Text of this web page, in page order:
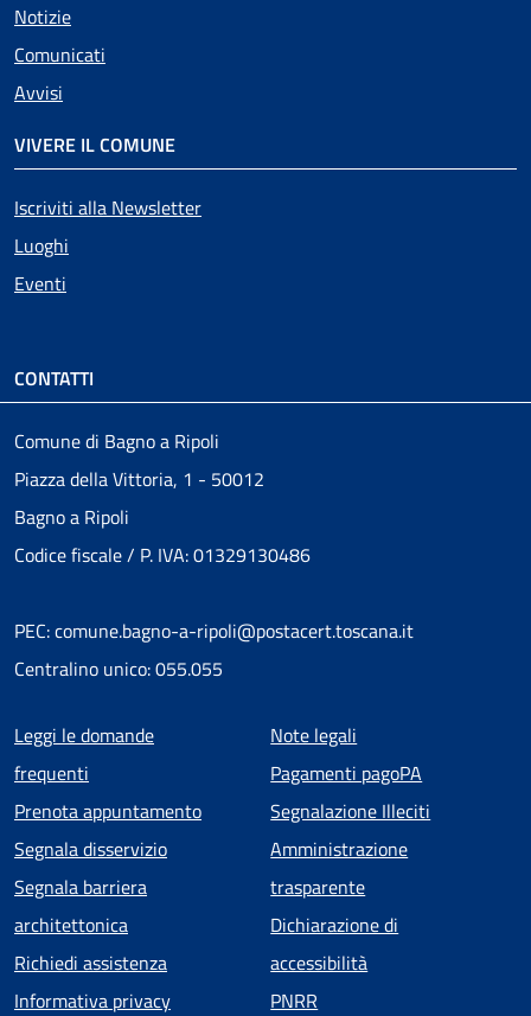
Notizie
Comunicati
Avvisi
VIVERE IL COMUNE
Iscriviti alla Newsletter
Luoghi
Eventi
CONTATTI
Comune di Bagno a Ripoli
Piazza della Vittoria, 1 - 50012
Bagno a Ripoli
Codice fiscale / P. IVA: 01329130486
PEC: comune.bagno-a-ripoli@postacert.toscana.it
Centralino unico: 055.055
Menu piè di pagina
Leggi le domande
frequenti
Prenota appuntamento
Segnala disservizio
Segnala barriera
architettonica
Richiedi assistenza
Informativa privacy
Note legali
Pagamenti pagoPA
Segnalazione Illeciti
Amministrazione
trasparente
Dichiarazione di
accessibilità
PNRR